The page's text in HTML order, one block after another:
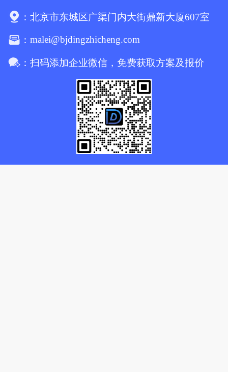
：北京市东城区广渠门内大街鼎新大厦607室
：malei@bjdingzhicheng.com
：扫码添加企业微信，免费获取方案及报价